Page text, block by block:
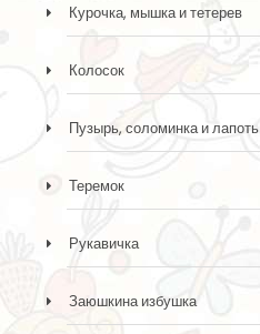
Курочка, мышка и тетерев
Колосок
Пузырь, соломинка и лапоть
Теремок
Рукавичка
Заюшкина избушка